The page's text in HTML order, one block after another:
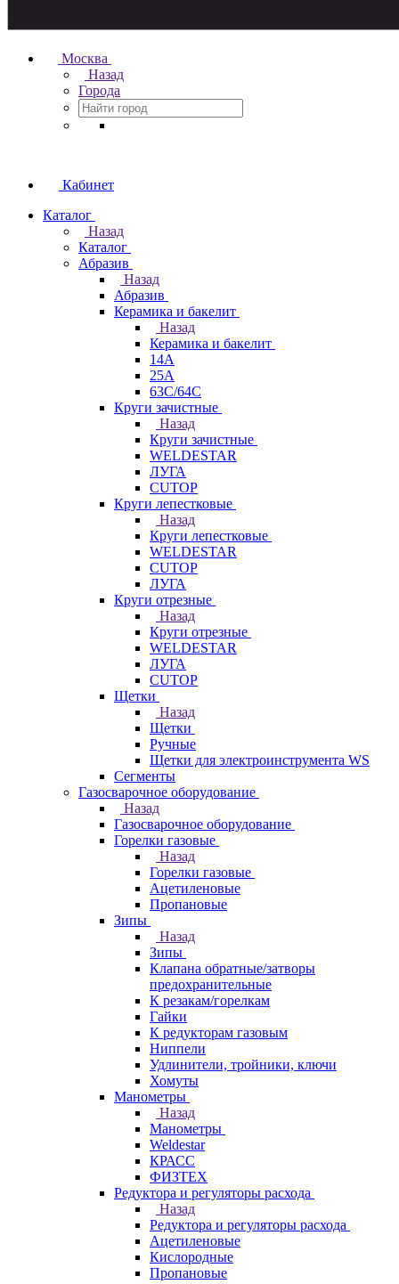
Москва
Назад
Города
Кабинет
Каталог
Назад
Каталог
Абразив
Назад
Абразив
Керамика и бакелит
Назад
Керамика и бакелит
14А
25А
63С/64С
Круги зачистные
Назад
Круги зачистные
WELDESTAR
ЛУГА
CUTOP
Круги лепестковые
Назад
Круги лепестковые
WELDESTAR
CUTOP
ЛУГА
Круги отрезные
Назад
Круги отрезные
WELDESTAR
ЛУГА
CUTOP
Щетки
Назад
Щетки
Ручные
Щетки для электроинструмента WS
Сегменты
Газосварочное оборудование
Назад
Газосварочное оборудование
Горелки газовые
Назад
Горелки газовые
Ацетиленовые
Пропановые
Зипы
Назад
Зипы
Клапана обратные/затворы
предохранительные
К резакам/горелкам
Гайки
К редукторам газовым
Ниппели
Удлинители, тройники, ключи
Хомуты
Манометры
Назад
Манометры
Weldestar
КРАСС
ФИЗТЕХ
Редуктора и регуляторы расхода
Назад
Редуктора и регуляторы расхода
Ацетиленовые
Кислородные
Пропановые